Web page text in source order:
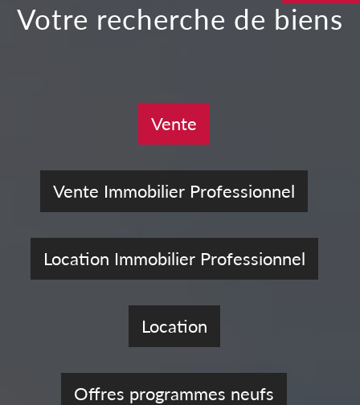
votre recherche de biens
Vente
Vente Immobilier Professionnel
Location Immobilier Professionnel
Location
Offres programmes neufs